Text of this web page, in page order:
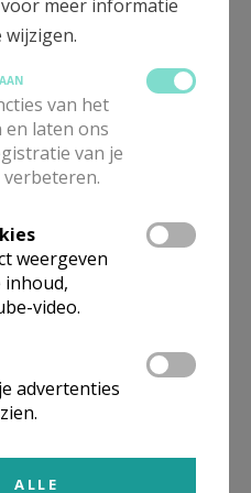
TONEN
Annexe
kerk, alsook een lijst met
TONEN
Hier vind je
voor meer informatie
AAN
van het
laten ons
van je
weergeven
inhoud,
video.
advertenties
ALLE